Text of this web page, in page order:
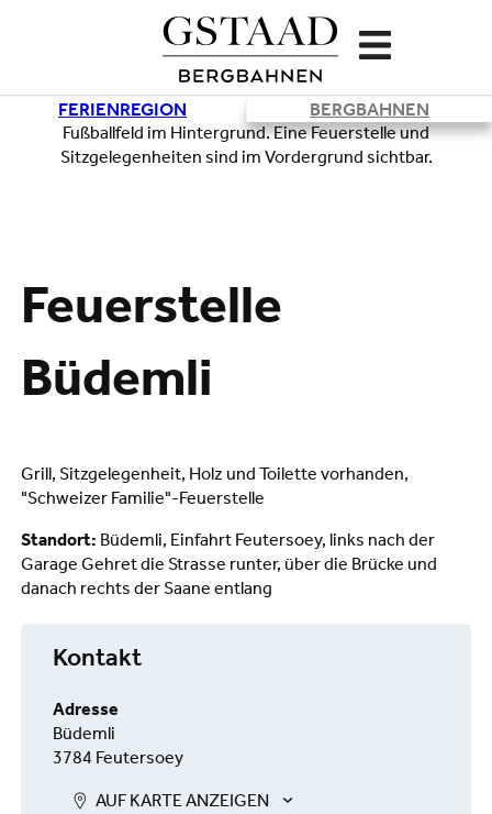
FERIENREGION BERGBAHNEN
Feuerstelle
Büdemli
Grill, Sitzgelegenheit, Holz und Toilette vorhanden,
"Schweizer Familie"-Feuerstelle
Standort: Büdemli, Einfahrt Feutersoey, links nach der
Garage Gehret die Strasse runter, über die Brücke und
danach rechts der Saane entlang
Kontakt
Adresse
Büdemli
3784 Feutersoey
AUF KARTE ANZEIGEN